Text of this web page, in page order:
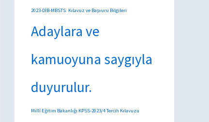
2023-DİB-MBSTS: Kılavuz ve Başvuru Bilgileri
Adaylara ve
kamuoyuna saygıyla
duyurulur.
Millî Eğitim Bakanlığı KPSS-2023/4 Tercih Kılavuzu